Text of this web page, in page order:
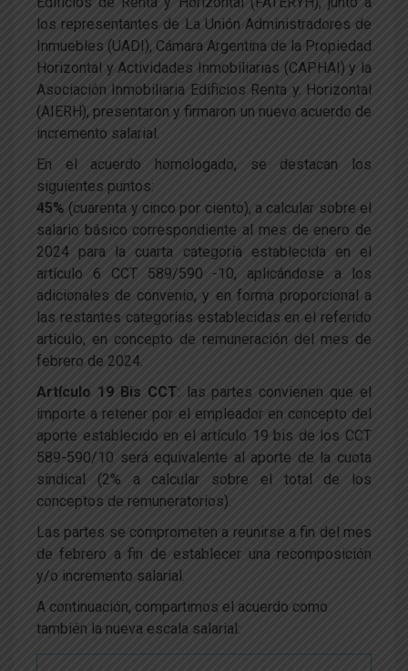
los representantes de La Unión Administradores de
Inmuebles (UADI), Cámara Argentina de la Propiedad
Horizontal y Actividades Inmobiliarias (CAPHAI) y la
Asociación Inmobiliaria Edificios Renta y. Horizontal
(AIERH), presentaron y firmaron un nuevo acuerdo de
incremento salarial.
En el acuerdo homologado, se destacan los
siguientes puntos:
45% (cuarenta y cinco por ciento), a calcular sobre el
salario básico correspondiente al mes de enero de
2024 para la cuarta categoría establecida en el
artículo 6 CCT 589/590 -10, aplicándose a los
adicionales de convenio, y en forma proporcional a
las restantes categorías establecidas en el referido
artículo, en concepto de remuneración del mes de
febrero de 2024.
Artículo 19 Bis CCT: las partes convienen que el
importe a retener por el empleador en concepto del
aporte establecido en el artículo 19 bis de los CCT
589-590/10 será equivalente al aporte de la cuota
sindical (2% a calcular sobre el total de los
conceptos de remuneratorios).
Las partes se comprometen a reunirse a fin del mes
de febrero a fin de establecer una recomposición
y/o incremento salarial.
A continuación, compartimos el acuerdo como
también la nueva escala salarial: